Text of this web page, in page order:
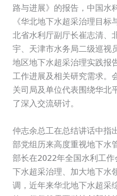
路与进展》的报告，中国水
《华北地下水超采治理目
北省水利厅副厅长崔志清、
宇、天津市水务局二级巡视
地区地下水超采治理实践报
工作进展及相关研究需求。
关司局及单位代表围绕华北
了深入交流研讨。
仲志余总工在总结讲话中指
部党组历来高度重视地下水
部长在2022年全国水利工
下水超采治理、加大地下水
调，近年来华北地下水超采